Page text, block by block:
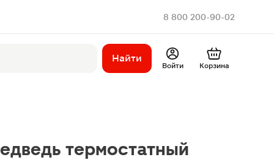
8 800 200-90-02
Найти
Войти Корзина
термостатный